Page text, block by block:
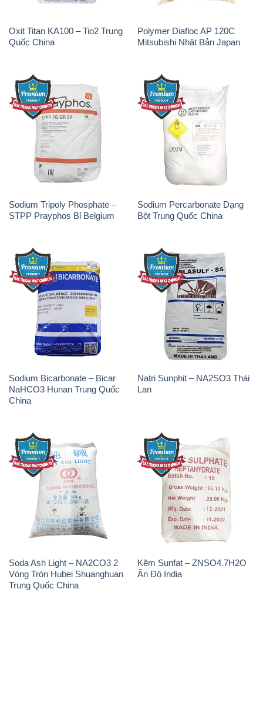
Oxit Titan KA100 – Tio2 Trung
Quốc China
Polymer Diafloc AP 120C
Mitsubishi Nhật Bản Japan
Sodium Tripoly Phosphate –
STPP Prayphos Bỉ Belgium
Sodium Percarbonate Dạng
Bột Trung Quốc China
Sodium Bicarbonate – Bicar
NaHCO3 Hunan Trung Quốc
China
Natri Sunphit – NA2SO3 Thái
Lan
Soda Ash Light – NA2CO3 2
Vòng Tròn Hubei Shuanghuan
Trung Quốc China
Kẽm Sunfat – ZNSO4.7H2O
Ấn Độ India